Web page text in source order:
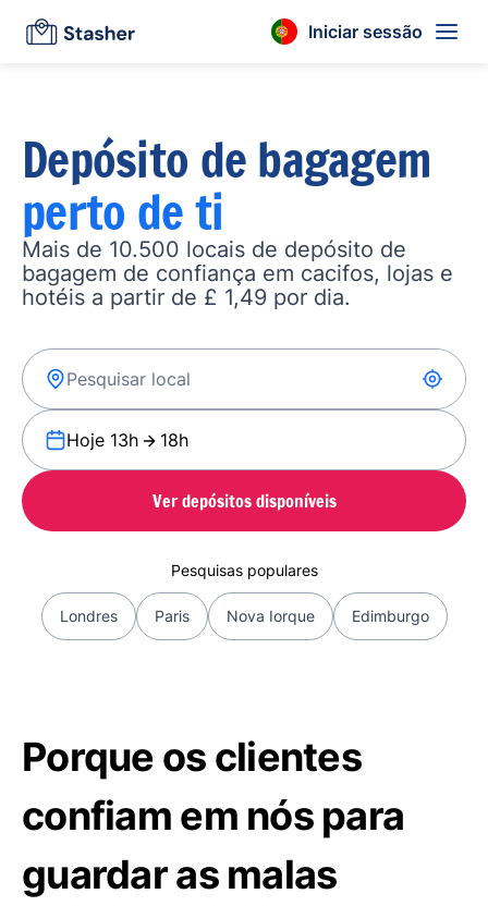
Iniciar sessão
Depósito de bagagem
perto de ti
Mais de 10.500 locais de depósito de
bagagem de confiança em cacifos, lojas e
hotéis a partir de £ 1,49 por dia.
Hoje 13h 18h
Ver depósitos disponíveis
Pesquisas populares
Londres Paris Nova Iorque Edimburgo
Porque os clientes
confiam em nós para
guardar as malas